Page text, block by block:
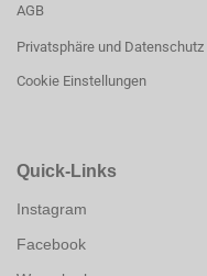
AGB
Privatsphäre und Datenschutz
Cookie Einstellungen
Quick-Links
Instagram
Facebook